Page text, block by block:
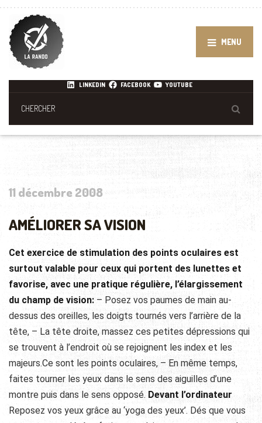
MENU
LINKEDIN FACEBOOK YOUTUBE
11 décembre 2008
AMÉLIORER SA VISION
Cet exercice de stimulation des points oculaires est
surtout valable pour ceux qui portent des lunettes et
favorise, avec une pratique régulière, l’élargissement
du champ de vision: – Posez vos paumes de main au-
dessus des oreilles, les doigts tournés vers l’arrière de la
tête, – La tête droite, massez ces petites dépressions qui
se trouvent à l’endroit où se rejoignent les index et les
majeurs.Ce sont les points oculaires, – En même temps,
faites tourner les yeux dans le sens des aiguilles d’une
montre puis dans le sens opposé. Devant l’ordinateur
Reposez vos yeux grâce au ‘yoga des yeux’. Dés que vous